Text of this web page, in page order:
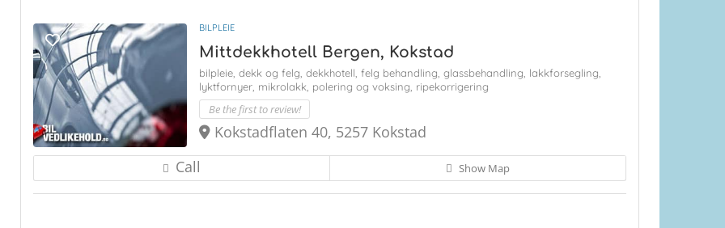
BILPLEIE
Mittdekkhotell Bergen, Kokstad
bilpleie, dekk og felg, dekkhotell, felg behandling, glassbehandling, lakkforsegling,
lyktfornyer, mikrolakk, polering og voksing, ripekorrigering
Be the first to review!
Kokstadflaten 40, 5257 Kokstad
Call
Show Map